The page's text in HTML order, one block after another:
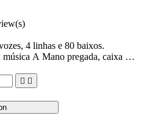
4 linhas e 80 baixos.
A Mano pregada, caixa de
acordeão cromático de
e diatônico.
 